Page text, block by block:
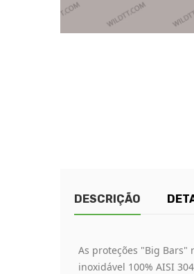
DESCRIÇÃO
As proteções "Big
inoxidável 100% AISI